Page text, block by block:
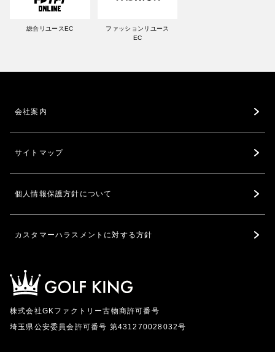
総合リユースEC
ファッションリユース
EC
会社案内
サイトマップ
個人情報保護方針について
カスタマーハラスメントに対する方針
株式会社GKファクトリー古物商許可番号
埼玉県公安委員会許可番号 第431270028032号